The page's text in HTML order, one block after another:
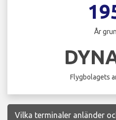
År
Flygbolagets
Vilka terminaler anländer